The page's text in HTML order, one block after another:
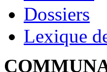
Dossiers
Lexique